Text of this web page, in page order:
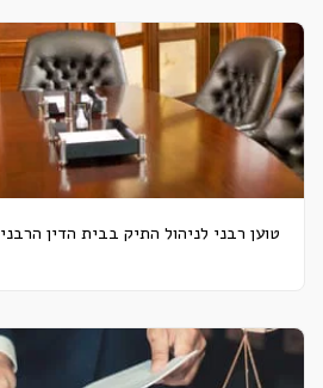
טוען רבני לניהול התיק בבית הדין הרבני